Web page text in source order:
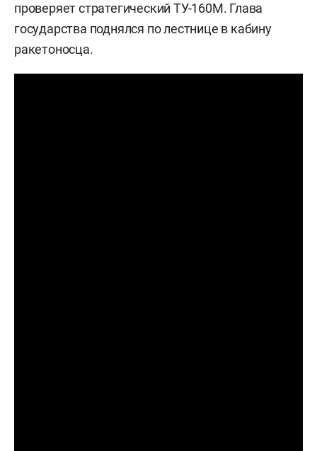
проверяет стратегический ТУ-160М. Глава
государства поднялся по лестнице в кабину
ракетоносца.